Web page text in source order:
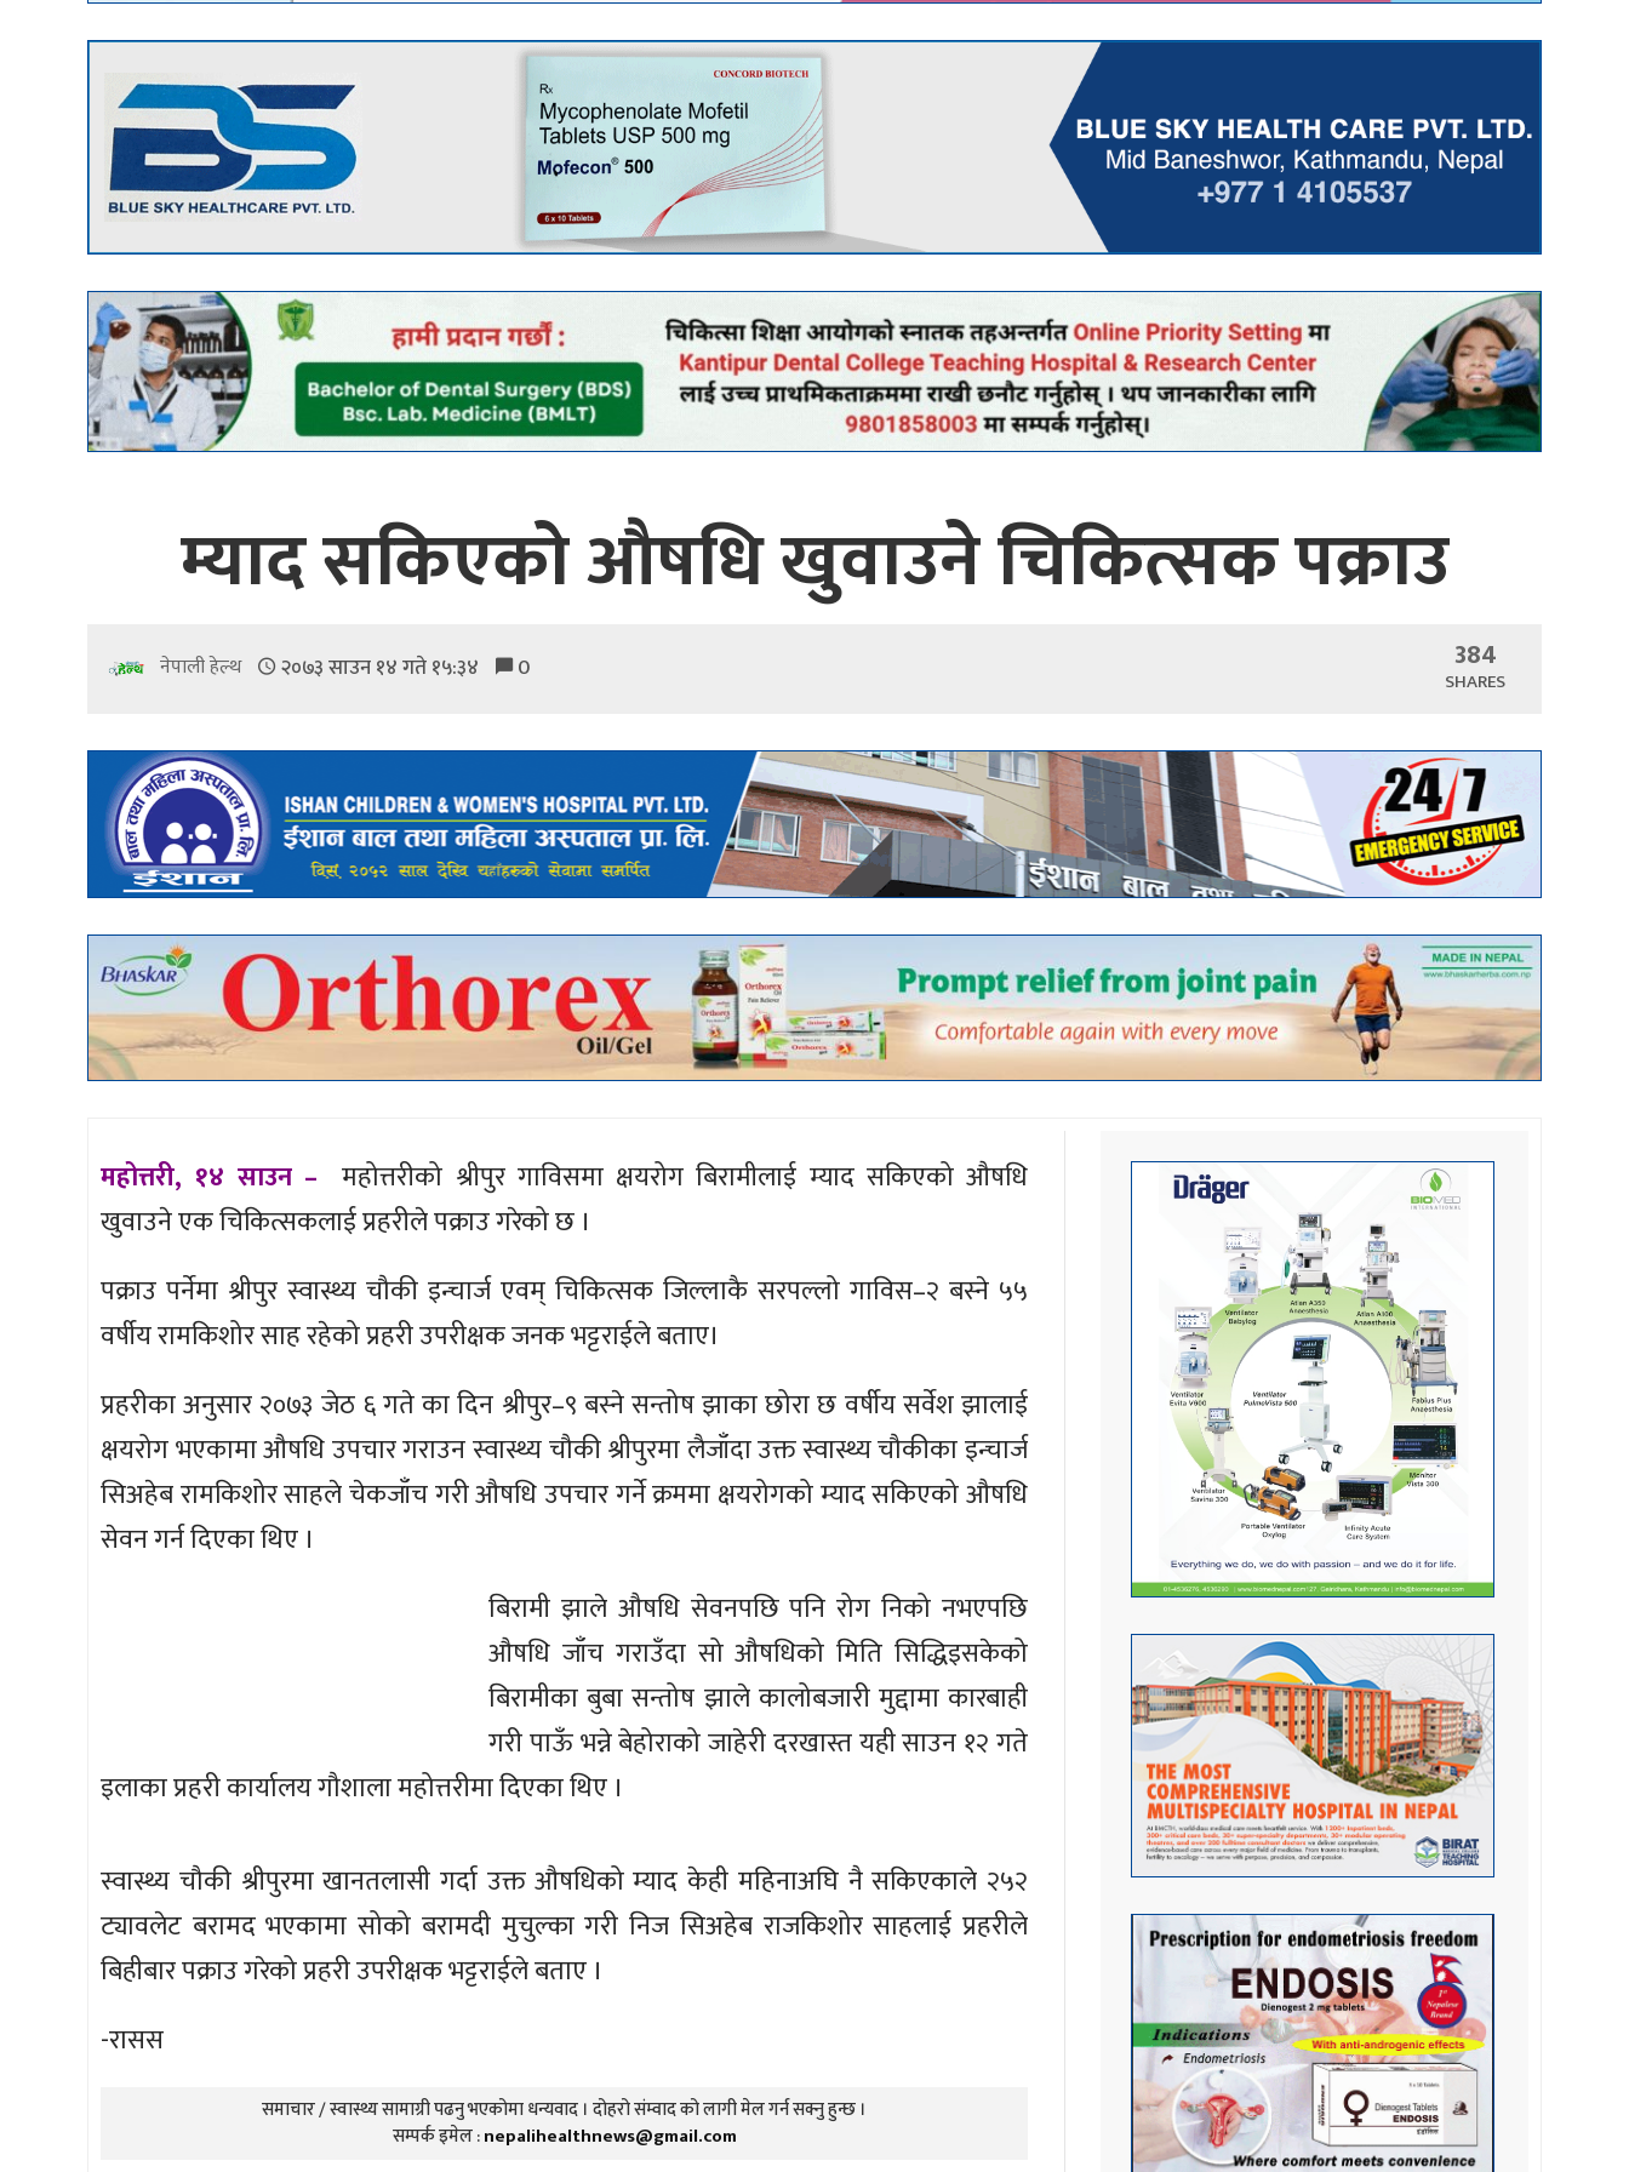
म्याद सकिएको औषधि खुवाउने चिकित्सक पक्राउ
नेपाली हेल्थ २०७३ साउन १४ गते १५:३४ 0 384
SHARES
महोत्तरी, १४ साउन – महोत्तरीको श्रीपुर गाविसमा क्षयरोग बिरामीलाई म्याद सकिएको औषधि
खुवाउने एक चिकित्सकलाई प्रहरीले पक्राउ गरेको छ ।
पक्राउ पर्नेमा श्रीपुर स्वास्थ्य चौकी इन्चार्ज एवम् चिकित्सक जिल्लाकै सरपल्लो गाविस–२ बस्ने ५५
वर्षीय रामकिशोर साह रहेको प्रहरी उपरीक्षक जनक भट्टराईले बताए।
प्रहरीका अनुसार २०७३ जेठ ६ गते का दिन श्रीपुर–९ बस्ने सन्तोष झाका छोरा छ वर्षीय सर्वेश झालाई
क्षयरोग भएकामा औषधि उपचार गराउन स्वास्थ्य चौकी श्रीपुरमा लैजाँदा उक्त स्वास्थ्य चौकीका इन्चार्ज
सिअहेब रामकिशोर साहले चेकजाँच गरी औषधि उपचार गर्ने क्रममा क्षयरोगको म्याद सकिएको औषधि
सेवन गर्न दिएका थिए ।
बिरामी झाले औषधि सेवनपछि पनि रोग निको नभएपछि
औषधि जाँच गराउँदा सो औषधिको मिति सिद्धिइसकेको
बिरामीका बुबा सन्तोष झाले कालोबजारी मुद्दामा कारबाही
गरी पाऊँ भन्ने बेहोराको जाहेरी दरखास्त यही साउन १२ गते
इलाका प्रहरी कार्यालय गौशाला महोत्तरीमा दिएका थिए ।
स्वास्थ्य चौकी श्रीपुरमा खानतलासी गर्दा उक्त औषधिको म्याद केही महिनाअघि नै सकिएकाले २५२
ट्यावलेट बरामद भएकामा सोको बरामदी मुचुल्का गरी निज सिअहेब राजकिशोर साहलाई प्रहरीले
बिहीबार पक्राउ गरेको प्रहरी उपरीक्षक भट्टराईले बताए ।
-रासस
समाचार / स्वास्थ्य सामाग्री पढनु भएकोमा धन्यवाद । दोहरो संम्वाद को लागी मेल गर्न सक्नु हुन्छ ।
सम्पर्क इमेल :nepalihealthnews@gmail.com